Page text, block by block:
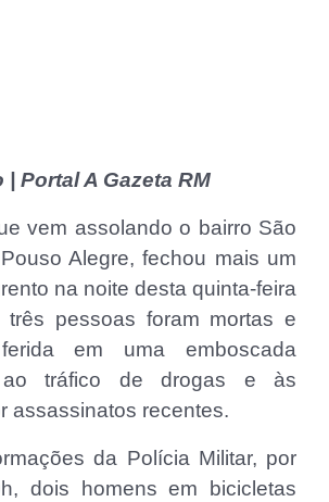
| Portal A Gazeta RM
vem assolando o bairro São
Alegre, fechou mais um
na noite desta quinta-feira
três pessoas foram mortas e
em uma emboscada
ao tráfico de drogas e às
assassinatos recentes.
da Polícia Militar, por
dois homens em bicicletas